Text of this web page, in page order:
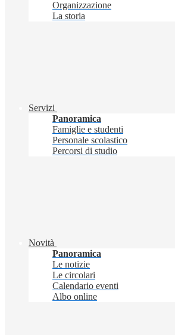
Organizzazione
La storia
Servizi
Panoramica
Famiglie e studenti
Personale scolastico
Percorsi di studio
Novità
Panoramica
Le notizie
Le circolari
Calendario eventi
Albo online